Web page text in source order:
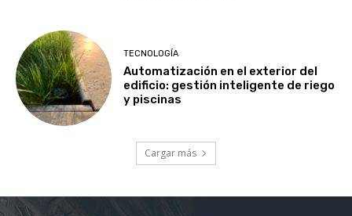
TECNOLOGÍA
Automatización en el exterior del
edificio: gestión inteligente de riego
y piscinas
Cargar más